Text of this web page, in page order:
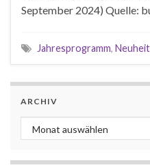
September 2024) Quelle:
Jahresprogramm,
ARCHIV
Archiv